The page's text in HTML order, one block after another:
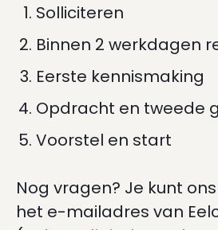
Solliciteren
Binnen 2 werkdagen
Eerste kennismaking
Opdracht en tweede
Voorstel en start
Nog vragen? Je kunt
het e-mailadres van